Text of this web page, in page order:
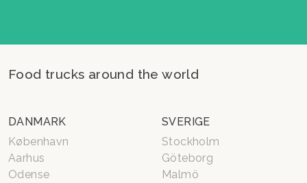
Food trucks around the world
DANMARK
København
Aarhus
Odense
SVERIGE
Stockholm
Göteborg
Malmö